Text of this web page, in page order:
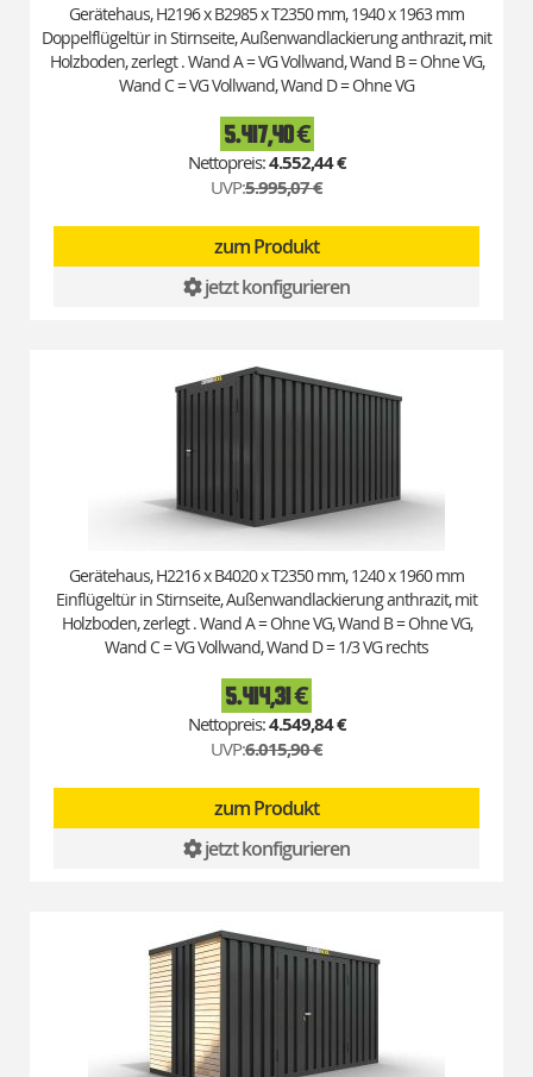
Gerätehaus, H2196 x B2985 x T2350 mm, 1940 x 1963 mm
Doppelflügeltür in Stirnseite, Außenwandlackierung anthrazit, mit
Holzboden, zerlegt . Wand A = VG Vollwand, Wand B = Ohne VG,
Wand C = VG Vollwand, Wand D = Ohne VG
Special
Price
5.417,40 €
4.552,44 €
UVP:5.995,07 €
zum Produkt
jetzt konfigurieren
Gerätehaus, H2216 x B4020 x T2350 mm, 1240 x 1960 mm
Einflügeltür in Stirnseite, Außenwandlackierung anthrazit, mit
Holzboden, zerlegt . Wand A = Ohne VG, Wand B = Ohne VG,
Wand C = VG Vollwand, Wand D = 1/3 VG rechts
Special
Price
5.414,31 €
4.549,84 €
UVP:6.015,90 €
zum Produkt
jetzt konfigurieren